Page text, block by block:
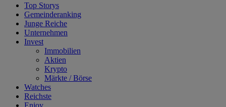
Top Storys
Gemeinderanking
Junge Reiche
Unternehmen
Invest
Immobilien
Aktien
Krypto
Märkte / Börse
Watches
Reichste
Enjoy